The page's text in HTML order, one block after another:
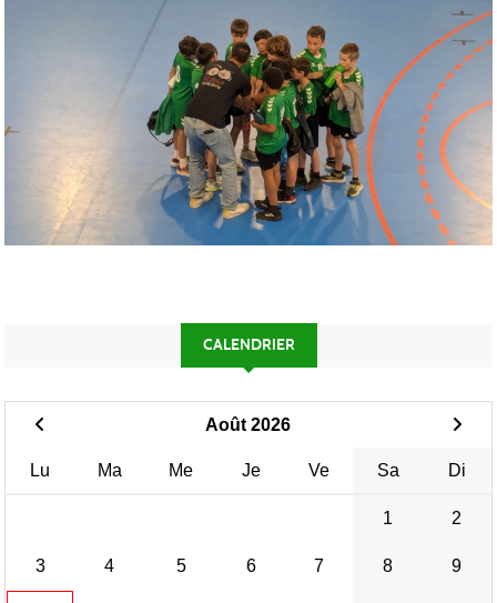
CALENDRIER
Août 2026
Lu Ma Me Je Ve Sa Di
1 2
3 4 5 6 7 8 9